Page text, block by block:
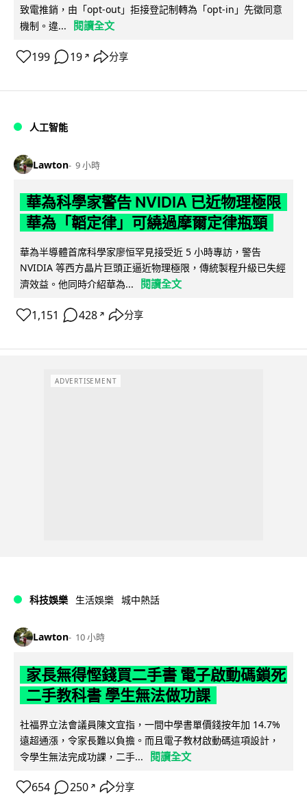
致電推銷，由「opt-out」拒接登記制轉為「opt-in」先徵同意
機制。違...
閱讀全文
199 19 ↗ 分享
人工智能
Lawton 9 小時
華為科學家警告 NVIDIA 已近物理極限
華為「韜定律」可繞過摩爾定律瓶頸
華為半導體首席科學家廖恒罕見接受近 5 小時專訪，警告
NVIDIA 等西方晶片巨頭正逼近物理極限，傳統製程升級已失經
濟效益。他同時介紹華為...
閱讀全文
1,151 428 ↗ 分享
ADVERTISEMENT
科技娛樂 生活娛樂 城中熱話
Lawton 10 小時
家長無得慳錢買二手書 電子啟動碼鎖死
二手教科書 學生無法做功課
社福界立法會議員陳文宜指，一間中學書單價錢按年加 14.7%
遠超通漲，令家長難以負擔。而且電子教材啟動碼這項設計，
令學生無法完成功課，二手...
閱讀全文
654 250 ↗ 分享